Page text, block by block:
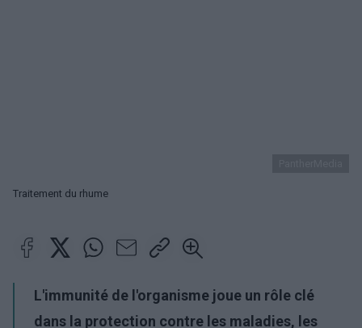
Traitement du rhume
L'immunité de l'organisme joue un rôle clé
dans la protection contre les maladies, les